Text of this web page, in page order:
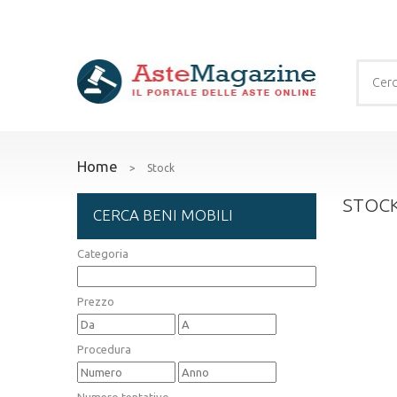
Home > Stock
CERCA BENI MOBILI
Categoria
Prezzo
Procedura